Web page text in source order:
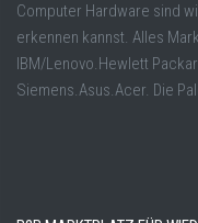
Computer Hardware sind
erkennen kannst. Alles
IBM/Lenovo.Hewlett
Siemens.Asus.Acer. Die